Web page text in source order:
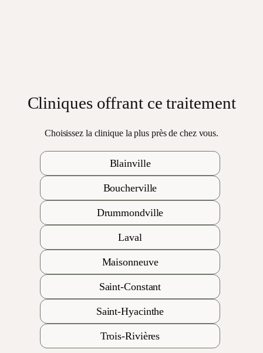
Cliniques offrant ce traitement
Choisissez la clinique la plus près de chez vous.
Blainville
Boucherville
Drummondville
Laval
Maisonneuve
Saint-Constant
Saint-Hyacinthe
Trois-Rivières